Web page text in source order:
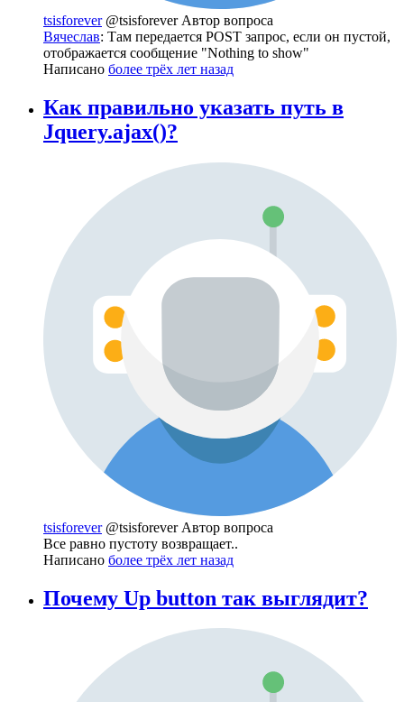
tsisforever @tsisforever Автор вопроса
Вячеслав: Там передается POST запрос, если он пустой,
отображается сообщение "Nothing to show"
Написано более трёх лет назад
Как правильно указать путь в
Jquery.ajax()?
tsisforever @tsisforever Автор вопроса
Все равно пустоту возвращает..
Написано более трёх лет назад
Почему Up button так выглядит?